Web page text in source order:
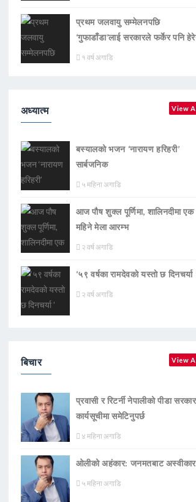
प्रथम जलवायु सम्मेलनपछि
‘गुफाडाँडा’लाई सरकारले फर्केर पनि
१ वर्ष अगाडि
अध्यात्म View
बस्यालको भजन ‘नारायण हरिहरी’
सार्बजनिक
५ महिना अगाडि
आज पौष शुक्ल पूर्णिमा, शालिनदीमा एक
महिने मेला आरम्भ
२ वर्ष अगाडि
‘५९ वर्षका रामदेवकाे यस्ताे छ दिनचर्या
२ वर्ष अगाडि
बिचार View
प्रवासी र रिटर्नी नेपालीको पीडा
कार्यसूचीमा समेटिनुपर्छ
४ महिना अगाडि
ओलीको अहंकार: जनमतबाट
५ महिना अगाडि